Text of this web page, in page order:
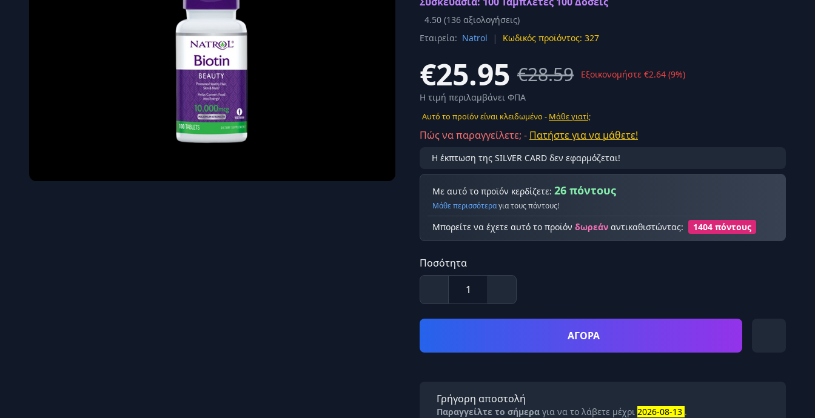
Όγκου
Διεγερτικά
Τεστοστερόνης
Προβολή όλων των αποτελεσμάτων
4.50 (136 αξιολογήσεις)
Εταιρεία: Natrol | Κωδικός προϊόντος: 327
€25.95 €28.59
Εξοικονομήστε €2.64 (9%)
Η τιμή περιλαμβάνει ΦΠΑ
Αυτό το προϊόν είναι κλειδωμένο - Μάθε γιατί;
Πώς να παραγγείλετε; - Πατήστε για να μάθετε!
Η έκπτωση της SILVER CARD δεν εφαρμόζεται!
Με αυτό το προϊόν κερδίζετε: 26 πόντους
Μάθε περισσότεραγια τους πόντους!
Μπορείτε να έχετε αυτό το προϊόν δωρεάν αντικαθιστώντας: 1404 πόντους
Ποσότητα
ΑΓΟΡΑ
Γρήγορη αποστολή
Παραγγείλτε το σήμερα για να το λάβετε μέχρι 2026-08-13 .
Σύνδεση
Εγγραφείτε εδώ
Ασφαλής σύνδεση